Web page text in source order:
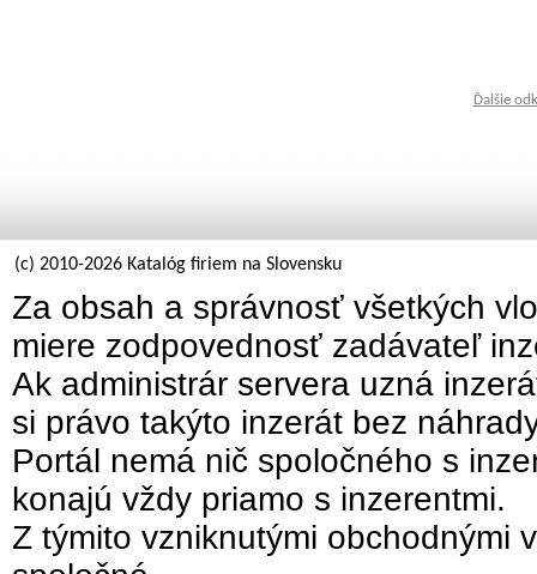
Ďalšie
(c) 2010-2026 Katalóg firiem na Slovensku
Za obsah a správnosť všetkých
miere zodpovednosť zadávateľ
Ak administrár servera uzná
si právo takýto inzerát bez
Portál nemá nič spoločného s
konajú vždy priamo s inzerentmi.
Z týmito vzniknutými obchodnými